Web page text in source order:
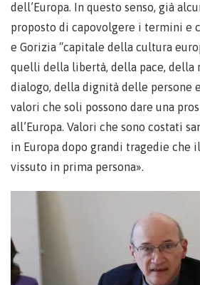
dell’Europa. In questo senso, già
proposto di capovolgere i termini e
e Gorizia “capitale della cultura
quelli della libertà, della pace, della
dialogo, della dignità delle persone
valori che soli possono dare una
all’Europa. Valori che sono costati
in Europa dopo grandi tragedie che
vissuto in prima persona».